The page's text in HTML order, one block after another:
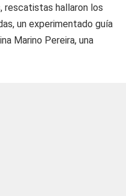
rescatistas hallaron los
un experimentado guía
Marino Pereira, una